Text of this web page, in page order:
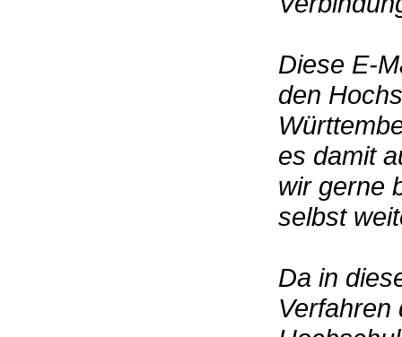
Diese E-
den
es damit
wir gerne
selbst
Da in
Verfahren